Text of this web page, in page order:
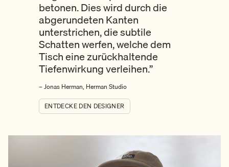
betonen. Dies wird durch die
abgerundeten Kanten
unterstrichen, die subtile
Schatten werfen, welche dem
Tisch eine zurückhaltende
Tiefenwirkung verleihen.”
– Jonas Herman, Herman Studio
ENTDECKE DEN DESIGNER